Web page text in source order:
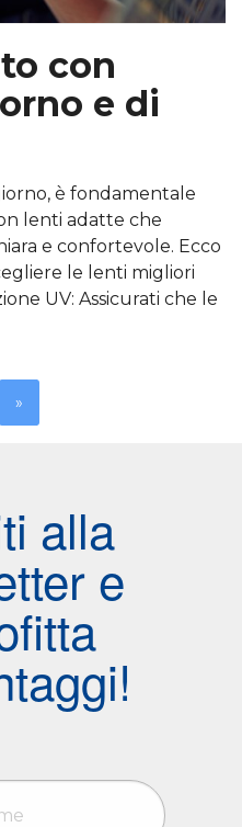
con
e di
è fondamentale
lenti adatte che
e confortevole. Ecco
le lenti migliori
UV: Assicurati che le
»
alla
e